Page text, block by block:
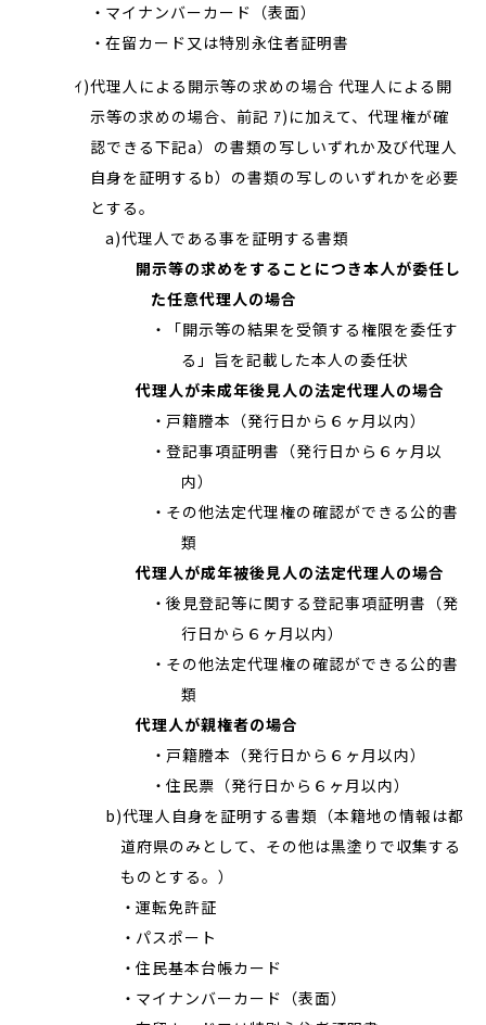
マイナンバーカード（表面）
在留カード又は特別永住者証明書
ｲ)代理人による開示等の求めの場合 代理人による開
示等の求めの場合、前記 ｱ)に加えて、代理権が確
認できる下記a）の書類の写しいずれか及び代理人
自身を証明するb）の書類の写しのいずれかを必要
とする。
a)代理人である事を証明する書類
開示等の求めをすることにつき本人が委任し
た任意代理人の場合
「開示等の結果を受領する権限を委任す
る」旨を記載した本人の委任状
代理人が未成年後見人の法定代理人の場合
戸籍謄本（発行日から６ヶ月以内）
登記事項証明書（発行日から６ヶ月以
内）
その他法定代理権の確認ができる公的書
類
代理人が成年被後見人の法定代理人の場合
後見登記等に関する登記事項証明書（発
行日から６ヶ月以内）
その他法定代理権の確認ができる公的書
類
代理人が親権者の場合
戸籍謄本（発行日から６ヶ月以内）
住民票（発行日から６ヶ月以内）
b)代理人自身を証明する書類（本籍地の情報は都
道府県のみとして、その他は黒塗りで収集する
ものとする。）
運転免許証
パスポート
住民基本台帳カード
マイナンバーカード（表面）